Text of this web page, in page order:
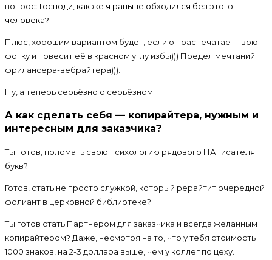
вопрос: Господи, как же я раньше обходился без этого
человека?
Плюс, хорошим вариантом будет, если он распечатает твою
фотку и повесит её в красном углу избы))) Предел мечтаний
фрилансера-вебрайтера))).
Ну, а теперь серьёзно о серьёзном.
А как сделать себя — копирайтера, нужным и
интересным для заказчика?
Ты готов, поломать свою психологию рядового НАписателя
букв?
Готов, стать не просто служкой, который рерайтит очередной
фолиант в церковной библиотеке?
Ты готов стать Партнером для заказчика и всегда желанным
копирайтером? Даже, несмотря на то, что у тебя стоимость
1000 знаков, на 2-3 доллара выше, чем у коллег по цеху.